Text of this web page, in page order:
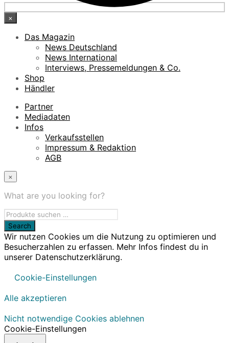
×
Das Magazin
News Deutschland
News International
Interviews, Pressemeldungen & Co.
Shop
Händler
Partner
Mediadaten
Infos
Verkaufsstellen
Impressum & Redaktion
AGB
×
What are you looking for?
Wir nutzen Cookies um die Nutzung zu optimieren und
Besucherzahlen zu erfassen. Mehr Infos findest du in
unserer Datenschutzerklärung.
Cookie-Einstellungen
Alle akzeptieren
Nicht notwendige Cookies ablehnen
Cookie-Einstellungen